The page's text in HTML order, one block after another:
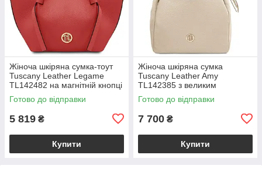
Жіноча шкіряна сумка-тоут
Tuscany Leather Legame
TL142482 на магнітній кнопці
з плечовим ременем,
коралова BS2482_1_105
Готово до відправки
5 819 ₴
Купити
Жіноча шкіряна сумка
Tuscany Leather Amy
TL142385 з великим
відділенням і плечовим
ременем, бежева
Готово до відправки
7 700 ₴
Купити